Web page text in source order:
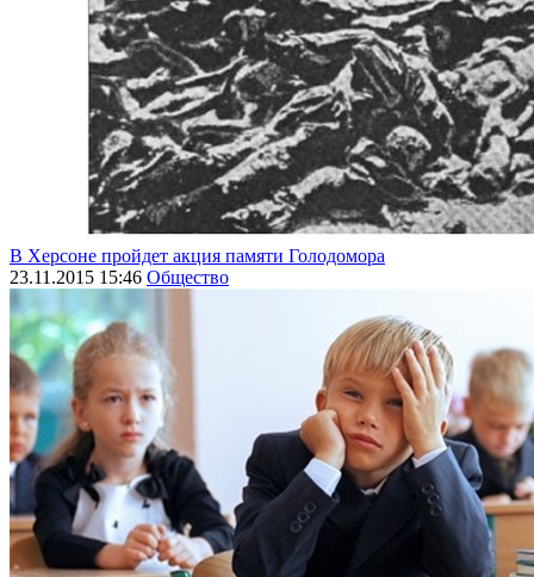
В Херсоне пройдет акция памяти Голодомора
23.11.2015 15:46 Общество